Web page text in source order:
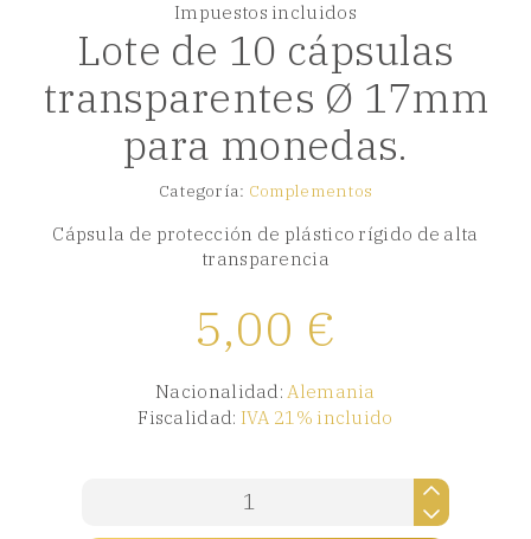
Lote de 10 cápsulas
transparentes Ø 17mm
para monedas.
5,00 €
Impuestos incluidos
Nacionalidad:Alemania
Fiscalidad: IVA 21% incluido
Cápsula de protección de plástico rígido de alta
transparencia
Categoría: Complementos